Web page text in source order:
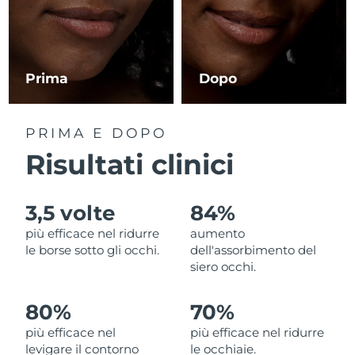
Prima Dopo
PRIMA E DOPO
Risultati clinici
3,5 volte
più efficace nel ridurre
le borse sotto gli occhi.
84%
aumento
dell'assorbimento del
siero occhi.
80%
più efficace nel
levigare il contorno
70%
più efficace nel ridurre
le occhiaie.
RAS di Macao Consegna stimata 8/13/26
Malaysia Consegna stimata
Messico
Paesi Bassi Consegna stimata
Nuova Zelanda Consegna stimata
Oman Consegna stimata8/14/26